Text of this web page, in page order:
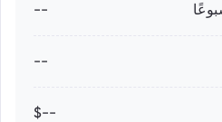
--
--
--$